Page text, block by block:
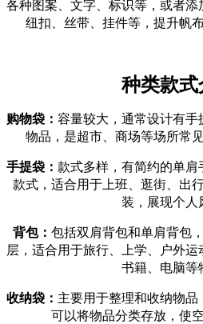
各种图案、文字、标识等，或者添
纽扣、丝带、挂件等，提升帆
种类款式
购物袋 ： 容量较大，通常设计有
物品，是超市、商场等场所常
手提袋 ： 款式多样，有简约的单
款式，适合用于上班、逛街、出
装，展现个人
背包 ： 包括双肩背包和单肩背包
层，适合用于旅行、上学、户外运
书籍、电脑等
收纳袋 ： 主要用于整理和收纳物品
可以将物品分类存放，使